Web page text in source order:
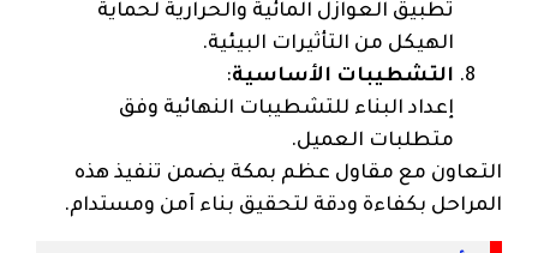
تطبيق العوازل المائية والحرارية لحماية
الهيكل من التأثيرات البيئية.
التشطيبات الأساسية:
إعداد البناء للتشطيبات النهائية وفق
متطلبات العميل.
التعاون مع مقاول عظم بمكة يضمن تنفيذ هذه
المراحل بكفاءة ودقة لتحقيق بناء آمن ومستدام.